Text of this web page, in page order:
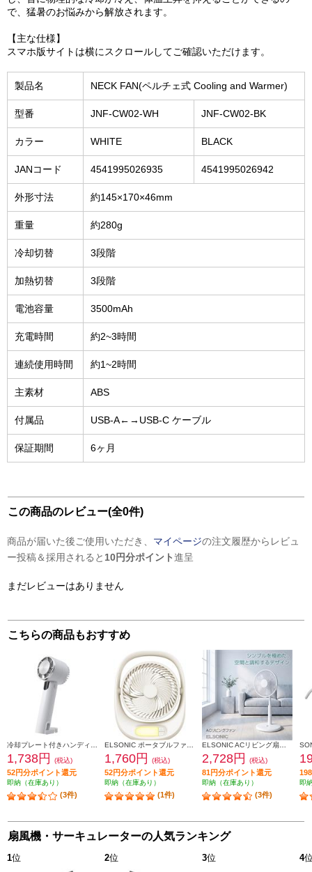
で、猛暑のお悩みから解放されます。
【主な仕様】
スマホ版サイトは横にスクロールしてご確認いただけます。
製品名 NECK FAN(ペルチェ式 Cooling and Warmer)
型番 JNF-CW02-WH JNF-CW02-BK
カラー WHITE BLACK
JANコード 4541995026935 4541995026942
外形寸法 約145×170×46mm
重量 約280g
冷却切替 3段階
加熱切替 3段階
電池容量 3500mAh
充電時間 約2~3時間
連続使用時間 約1~2時間
主素材 ABS
付属品 USB-A←→USB-C ケーブル
保証期間 6ヶ月
この商品のレビュー(全0件)
商品が届いた後ご使用いただき、 マイページの注文履歴からレビュ
ー投稿＆採用されると 10円分ポイント進呈
まだレビューはありません
こちらの商品もおすすめ
1,738円 (税込)
52円分ポイント還元
即納（在庫あり）
(3件)
1,760円 (税込)
52円分ポイント還元
即納（在庫あり）
(1件)
2,728円 (税込)
81円分ポイント還元
即納（在庫あり）
(3件)
即
扇風機・サーキュレーターの人気ランキング
1位 2位 3位 4